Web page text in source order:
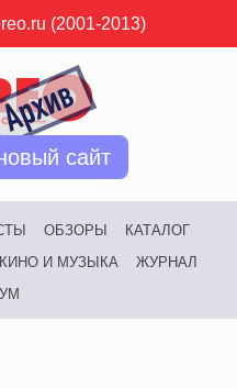
(2001-2013)
сайт
ОБЗОРЫ
КАТАЛОГ
КИНО И МУЗЫКА
ЖУРНАЛ